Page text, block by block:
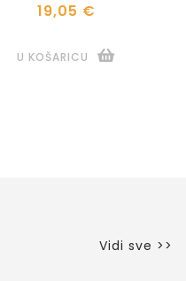
19,05 €
U KOŠARICU
Vidi sve >>